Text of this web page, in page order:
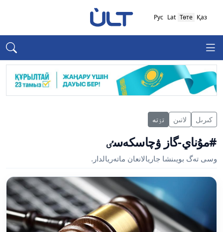
Қаз
Төте
Lat
Рус
كىرىل لاتىن تٶتە
#مۇناي-گاز ۋچاسكەسٸ
وسى تەگ بويىنشا جاريالانعان ماتەريالدار.